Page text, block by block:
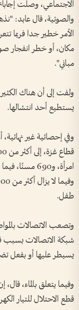
الاجتماعي، وصلت
والصوتية، قال عابد:
الأمر خطير جدا
مكان، أو خطر انفجار
مباني".
ولفت إلى أن هناك
يستطيع أحد انتشالها.
وفي إحصائية غير
طفل.
وتصعب الاتصالات
شبكة الاتصالات
يسيطر عليها أو بفعل
وفيما يتعلق بالماء،
قطع الاحتلال للتيار